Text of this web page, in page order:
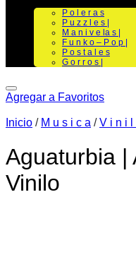
P o l e r a s
P u z z l e s |
M a n i v e la s |
F u n k o – P o p |
P o s t a l e s
G o r r o s |
Agregar a Favoritos
Inicio / M u s i c a / V i n i l
Aguaturbia |
Vinilo